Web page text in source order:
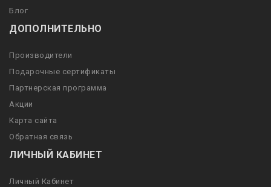
Блог
ДОПОЛНИТЕЛЬНО
Производители
Подарочные сертификаты
Партнерская программа
Акции
Карта сайта
Обратная связь
ЛИЧНЫЙ КАБИНЕТ
Личный Кабинет